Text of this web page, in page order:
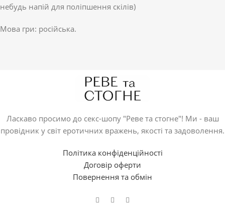
небудь напій для поліпшення скілів)
Мова гри: російська.
Ласкаво просимо до секс-шопу "Реве та стогне"! Ми - ваш
провідник у світ еротичних вражень, якості та задоволення.
Політика конфіденційності
Договір оферти
Повернення та обмін